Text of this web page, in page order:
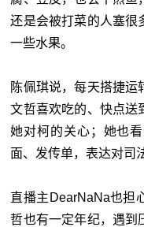
还是会被打菜的人塞很
一些水果。
陈佩琪说，每天搭捷
文哲喜欢吃的、快点送
她对柯的关心；她也
面、发传单，表达对司
直播主DearNaNa也担
哲也有一定年纪，遇到